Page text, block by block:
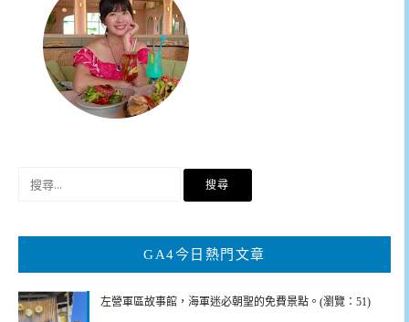
鍵
GA4今日熱門文章
左營軍區故事館，海軍迷必朝聖的免費景點。(瀏覽：51)